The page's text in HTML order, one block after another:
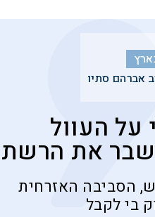
אברהם סתיו
העוול
שבר את הרשת
הסביבה האזרחית
בי לקבל